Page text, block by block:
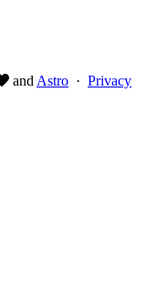
and Astro · Privacy